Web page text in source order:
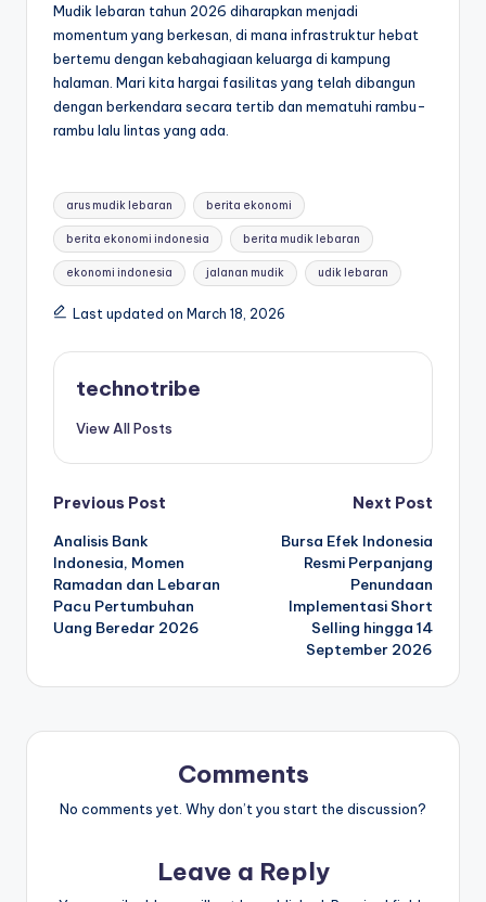
Mudik lebaran tahun 2026 diharapkan menjadi
momentum yang berkesan, di mana infrastruktur hebat
bertemu dengan kebahagiaan keluarga di kampung
halaman. Mari kita hargai fasilitas yang telah dibangun
dengan berkendara secara tertib dan mematuhi rambu-
rambu lalu lintas yang ada.
Tags:
arus mudik lebaran berita ekonomi
berita ekonomi indonesia berita mudik lebaran
ekonomi indonesia jalanan mudik udik lebaran
Last updated on March 18, 2026
technotribe
View All Posts
Post
navigation
Previous Post
Analisis Bank
Indonesia, Momen
Ramadan dan Lebaran
Pacu Pertumbuhan
Uang Beredar 2026
Next Post
Bursa Efek Indonesia
Resmi Perpanjang
Penundaan
Implementasi Short
Selling hingga 14
September 2026
Comments
No comments yet. Why don’t you start the discussion?
Leave a Reply